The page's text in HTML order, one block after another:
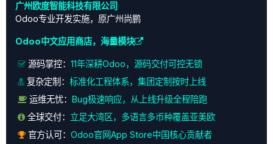
广州欧度智能科技有限公司
Odoo专业开发实施，原广州尚鹏
Odoo中文应用商店，海量模块
源码掌控： 11年深耕Odoo，源码交付可控无锁
复杂定制： 标准化工程体系，集团定制按时上线
运维无忧：
Bug极速响应，从上线升级全程陪跑
全球交付： 立足大湾区，多语言多币种覆盖亚美欧
官方认可： Odoo官网App Store中国核心贡献者